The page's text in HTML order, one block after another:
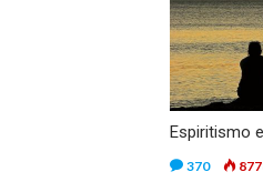
Espiritismo
370